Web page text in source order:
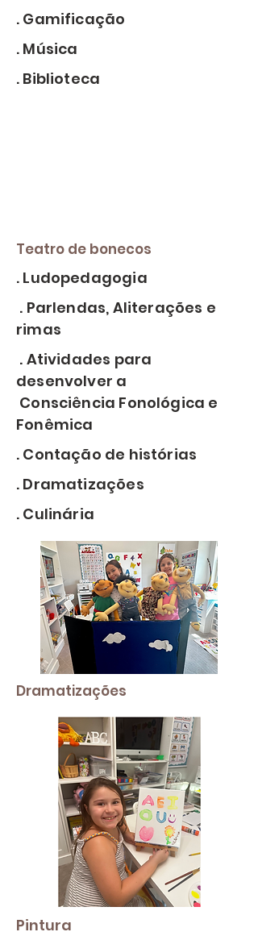
. Gamificação
. Música
. Biblioteca
Teatro de bonecos
. Ludopedagogia
. Parlendas, Aliterações e
rimas
. Atividades para
desenvolver a
Consciência Fonológica e
Fonêmica
. Contação de histórias
. Dramatizações
. Culinária
Dramatizações
Pintura